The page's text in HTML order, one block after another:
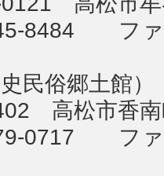
8484 フ
民俗郷土館）
高松市香南
0717 フ